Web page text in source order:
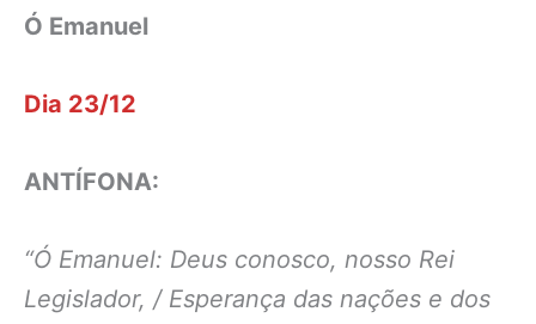
Ó Emanuel
Dia 23/12
ANTÍFONA:
“Ó Emanuel: Deus conosco, nosso Rei
Legislador, / Esperança das nações e dos